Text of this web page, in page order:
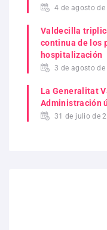
4 de agosto de
Valdecilla
continua de los
hospitalización
3 de agosto de
La Generalitat
Administración
31 de julio de